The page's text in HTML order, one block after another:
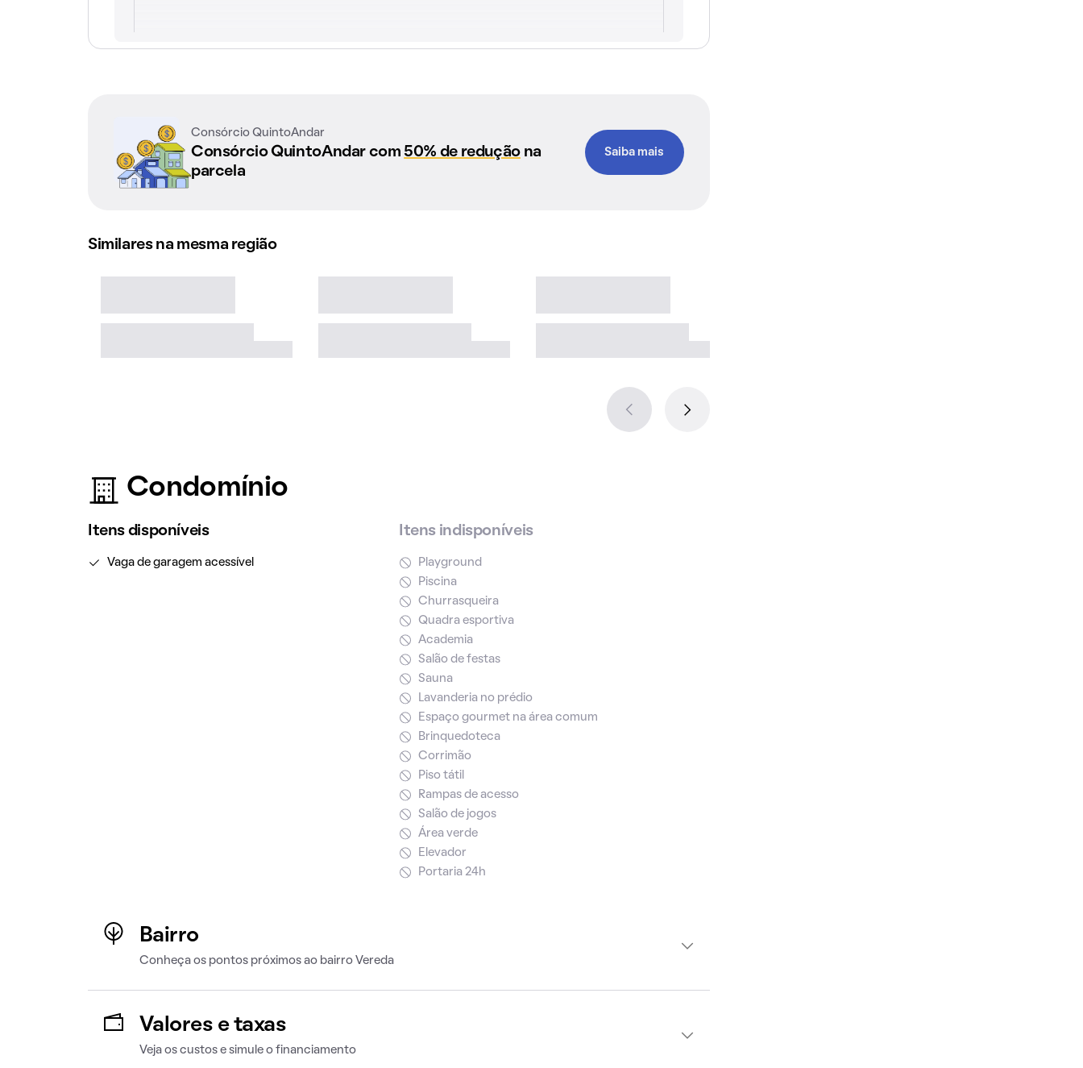
Consórcio QuintoAndar
Consórcio QuintoAndar com 50% de reduçãona
parcela
Saiba mais
Similares na mesma região
Condomínio
Itens disponíveis
Vaga de garagem acessível
Itens indisponíveis
Playground
Piscina
Churrasqueira
Quadra esportiva
Academia
Salão de festas
Sauna
Lavanderia no prédio
Espaço gourmet na área comum
Brinquedoteca
Corrimão
Piso tátil
Rampas de acesso
Salão de jogos
Área verde
Elevador
Portaria 24h
Bairro
Conheça os pontos próximos ao bairro Vereda
Valores e taxas
Veja os custos e simule o financiamento